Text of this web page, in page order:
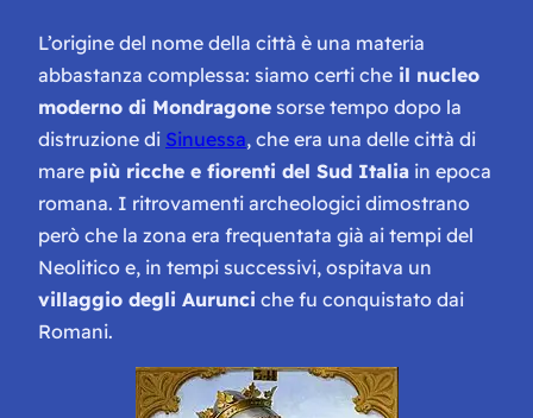
L’origine del nome della città è una materia
abbastanza complessa: siamo certi che il nucleo
moderno di Mondragone sorse tempo dopo la
distruzione di Sinuessa, che era una delle città di
mare più ricche e fiorenti del Sud Italia in epoca
romana. I ritrovamenti archeologici dimostrano
però che la zona era frequentata già ai tempi del
Neolitico e, in tempi successivi, ospitava un
villaggio degli Aurunci che fu conquistato dai
Romani.